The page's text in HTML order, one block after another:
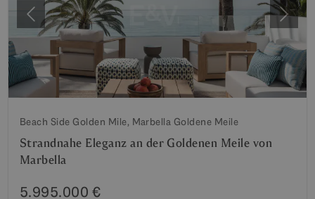
Vorherige
Beach Side Golden Mile, Marbella Goldene Meile
Strandnahe Eleganz an der Goldenen Meile von
Marbella
5.995.000 €